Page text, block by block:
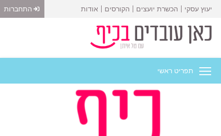
יעוץ עסקי הכשרת יועצים הקורסים אודות התחברות
תפריט ראשי